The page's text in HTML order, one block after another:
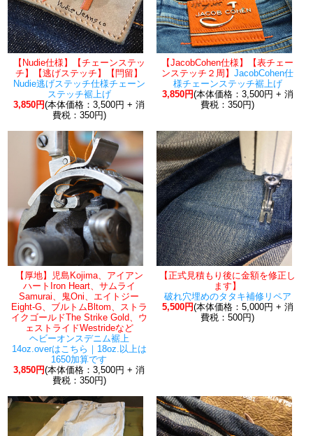
【Nudie仕様】【チェーンステッ
チ】【逃げステッチ】【閂留】
Nudie逃げステッチ仕様チェーン
ステッチ裾上げ
3,850円(本体価格：3,500円 + 消
費税：350円)
【JacobCohen仕様】【表チェー
ンステッチ２周】JacobCohen仕
様チェーンステッチ裾上げ
3,850円(本体価格：3,500円 + 消
費税：350円)
【厚地】児島Kojima、アイアン
ハートIron Heart、サムライ
Samurai、鬼Oni、エイトジー
Eight-G、ブルトムBltom、ストラ
イクゴールドThe Strike Gold、ウ
ェストライドWestrideなど
ヘビーオンスデニム裾上
14oz.overはこちら｜18oz.以上は
1650加算です
3,850円(本体価格：3,500円 + 消
費税：350円)
【正式見積もり後に金額を修正し
ます】
破れ穴埋めのタタキ補修リペア
5,500円(本体価格：5,000円 + 消
費税：500円)